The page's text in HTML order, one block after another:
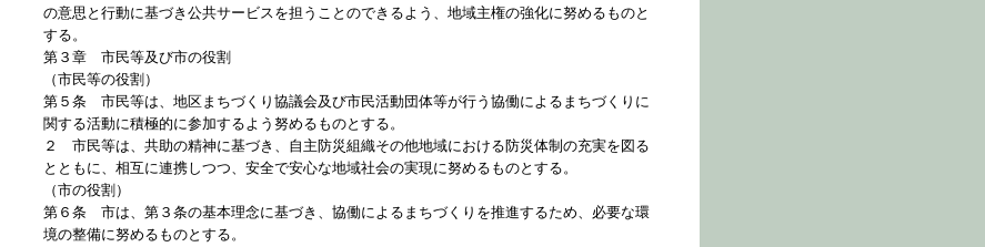
の意思と行動に基づき公共サービスを担うことのできるよう、地域主権の強化に努めるものと
する。
第３章 市民等及び市の役割
（市民等の役割）
第５条 市民等は、地区まちづくり協議会及び市民活動団体等が行う協働によるまちづくりに
関する活動に積極的に参加するよう努めるものとする。
２ 市民等は、共助の精神に基づき、自主防災組織その他地域における防災体制の充実を図る
とともに、相互に連携しつつ、安全で安心な地域社会の実現に努めるものとする。
（市の役割）
第６条 市は、第３条の基本理念に基づき、協働によるまちづくりを推進するため、必要な環
境の整備に努めるものとする。